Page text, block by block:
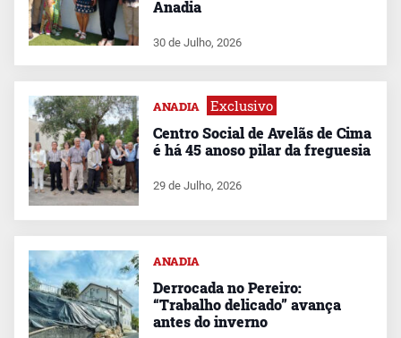
Anadia
30 de Julho, 2026
ANADIA Exclusivo
Centro Social de Avelãs de Cima
é há 45 anoso pilar da freguesia
29 de Julho, 2026
ANADIA
Derrocada no Pereiro:
“Trabalho delicado” avança
antes do inverno